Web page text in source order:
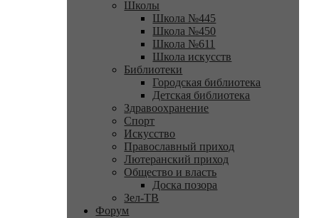
Школы
Школа №445
Школа №450
Школа №611
Школа искусств
Библиотеки
Городская библиотека
Детская библиотека
Здравоохранение
Спорт
Искусство
Православный приход
Лютеранский приход
Общество и власть
Доска позора
Зел-ТВ
Форум